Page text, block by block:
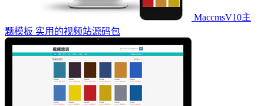
MaccmsV10主
题模板 实用的视频站源码包